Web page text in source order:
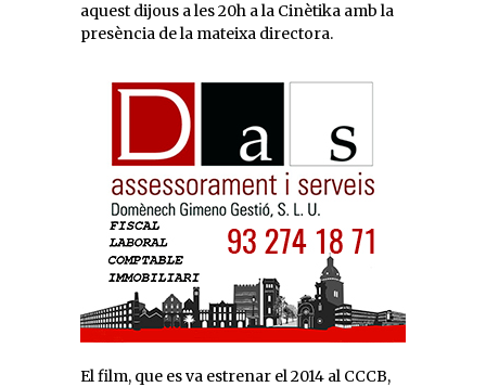
aquest dijous a les 20h a la Cinètika amb la
presència de la mateixa directora.
El film, que es va estrenar el 2014 al CCCB,